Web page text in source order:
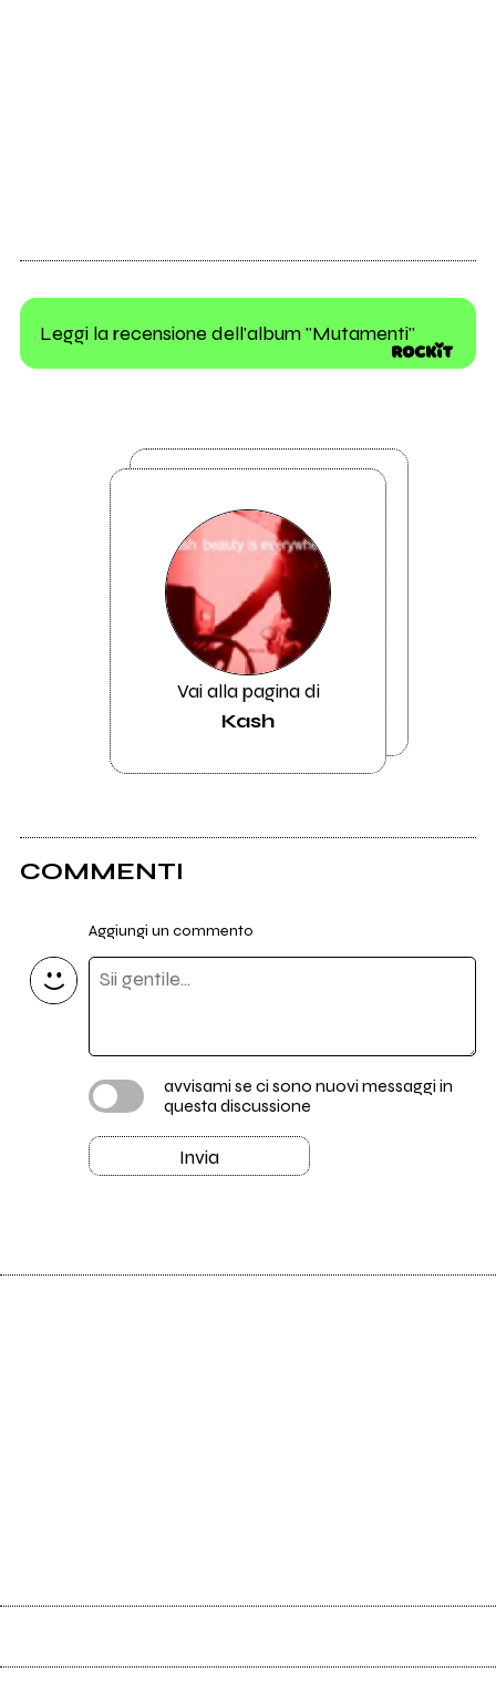
Leggi la recensione dell'album "Mutamenti"
Vai alla pagina di
Kash
COMMENTI
Aggiungi un commento
avvisami se ci sono nuovi messaggi in
questa discussione
Invia